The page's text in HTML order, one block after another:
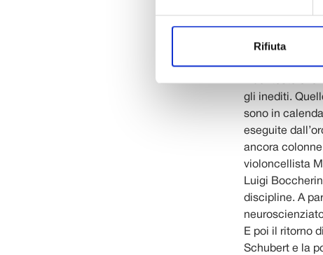
Rifiuta
Puccini per un
Gabriella
nel ridotto del
Il contesto e le
gli inediti.
sono in
eseguite
ancora
violoncellista
Luigi
discipline. A
E poi il ritorno
Schubert e la